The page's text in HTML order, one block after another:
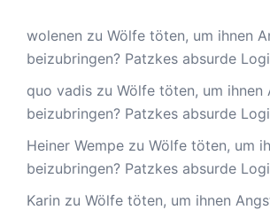
wolenen zu Wölfe töten, um ihnen
beizubringen? Patzkes absurde
quo vadis zu Wölfe töten, um ihnen
beizubringen? Patzkes absurde
Heiner Wempe zu Wölfe töten, um
beizubringen? Patzkes absurde
Karin zu Wölfe töten, um ihnen